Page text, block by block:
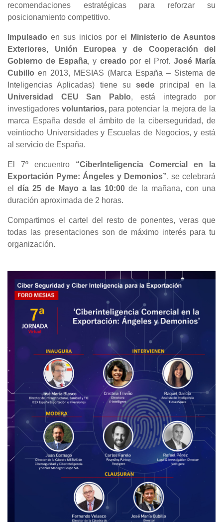
recomendaciones estratégicas para reforzar su
posicionamiento competitivo.
Impulsado en sus inicios por el
Ministerio de Asuntos
Exteriores, Unión Europea y de Cooperación del
Gobierno de España, y creado por el Prof. José María
Cubillo en 2013, MESIAS (Marca España – Sistema de
Inteligencias Aplicadas) tiene susede principal en la
Universidad CEU San Pablo, está integrado por
investigadores voluntarios, para potenciar la mejora de la
marca España desde el ámbito de la ciberseguridad, de
veintiocho Universidades y Escuelas de Negocios, y está
al servicio de España.
El 7º encuentro “CiberInteligencia Comercial en la
Exportación Pyme: Ángeles y Demonios”, se celebrará
eldía 25 de Mayo a las 10:00 de la mañana, con una
duración aproximada de 2 horas.
Compartimos el cartel del resto de ponentes, veras que
todas las presentaciones son de máximo interés para tu
organización.